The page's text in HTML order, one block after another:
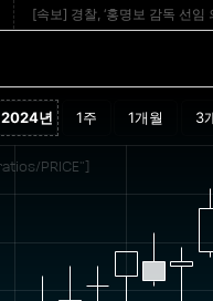
보] 경찰, ‘홍명보 감독 선임 의혹’
PRICE"]